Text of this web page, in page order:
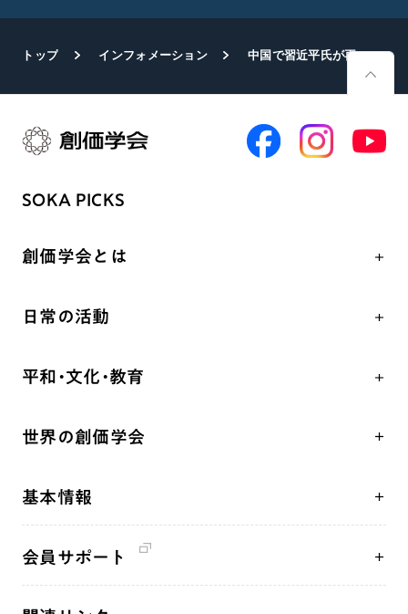
トップ インフォメーション 中国で習近平氏が再選 名誉会長、会長が祝電
SOKA PICKS
創価学会とは
祈り
聖典
釈尊～法華経
創価学会の三代会長
初代会長・牧口常三郎先生
日常の活動
座談会
仏法を語る
年間の活動について
平和・文化・教育
「人権文化」「ジェンダー平等」を促進
人道支援
展示活動
世界の創価学会
基本情報
創価学会 社会憲章
会員サポート